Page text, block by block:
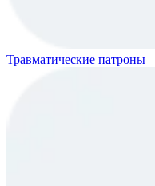
Травматические патроны